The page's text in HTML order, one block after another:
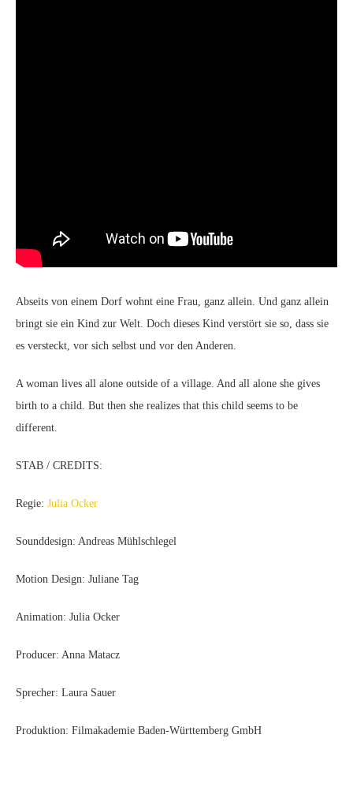
Abseits von einem Dorf wohnt eine Frau, ganz allein. Und ganz allein
bringt sie ein Kind zur Welt. Doch dieses Kind verstört sie so, dass sie
es versteckt, vor sich selbst und vor den Anderen.
A woman lives all alone outside of a village. And all alone she gives
birth to a child. But then she realizes that this child seems to be
different.
STAB / CREDITS:
Regie: Julia Ocker
Sounddesign: Andreas Mühlschlegel
Motion Design: Juliane Tag
Animation: Julia Ocker
Producer: Anna Matacz
Sprecher: Laura Sauer
Produktion: Filmakademie Baden-Württemberg GmbH